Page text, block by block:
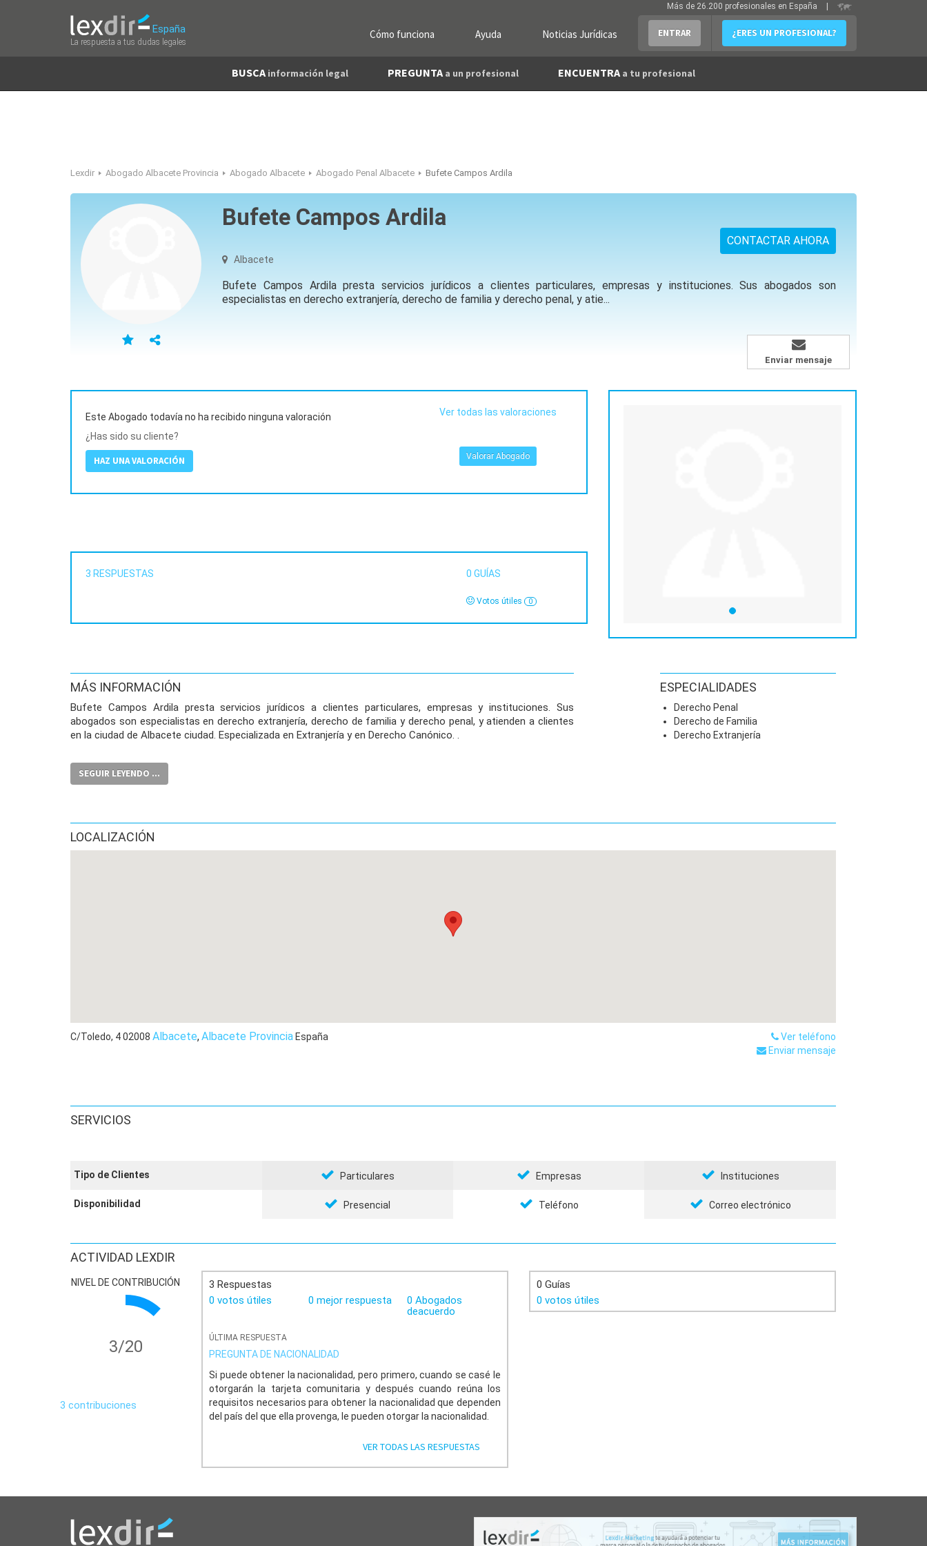
España
La respuesta a tus dudas legales
Cómo funciona Ayuda Noticias Jurídicas ENTRAR ¿ERES UN PROFESIONAL?
Más de 26.200 profesionales en España
BUSCA información legal PREGUNTA a un profesional ENCUENTRA a tu profesional
Lexdir Abogado Albacete Provincia Abogado Albacete Abogado Penal Albacete Bufete Campos Ardila
Bufete Campos Ardila
Albacete
CONTACTAR AHORA
Bufete Campos Ardila presta servicios jurídicos a clientes particulares, empresas y instituciones. Sus abogados son
especialistas en derecho extranjería, derecho de familia y derecho penal, y atie...
Enviar mensaje
Este Abogado todavía no ha recibido ninguna valoración
¿Has sido su cliente?
HAZ UNA VALORACIÓN
Ver todas las valoraciones
Valorar Abogado
3 RESPUESTAS 0 GUÍAS
Votos útiles 0
MÁS INFORMACIÓN
Bufete Campos Ardila presta servicios jurídicos a clientes particulares, empresas y instituciones. Sus
abogados son especialistas en derecho extranjería, derecho de familia y derecho penal, y atienden a clientes
en la ciudad de Albacete ciudad. Especializada en Extranjería y en Derecho Canónico. .
SEGUIR LEYENDO ...
ESPECIALIDADES
Derecho Penal
Derecho de Familia
Derecho Extranjería
LOCALIZACIÓN
C/Toledo, 402008 Albacete,Albacete Provincia España
Ver teléfono
Enviar mensaje
SERVICIOS
Tipo de Clientes Particulares Empresas Instituciones
Disponibilidad Presencial Teléfono Correo electrónico
ACTIVIDAD LEXDIR
NIVEL DE CONTRIBUCIÓN
3/20
3 contribuciones
3 Respuestas
0 votos útiles
0 mejor respuesta
0 Abogados
deacuerdo
ÚLTIMA RESPUESTA
PREGUNTA DE NACIONALIDAD
Si puede obtener la nacionalidad, pero primero, cuando se casé le
otorgarán la tarjeta comunitaria y después cuando reúna los
requisitos necesarios para obtener la nacionalidad que dependen
del país del que ella provenga, le pueden otorgar la nacionalidad.
VER TODAS LAS RESPUESTAS
0 Guías
0 votos útiles